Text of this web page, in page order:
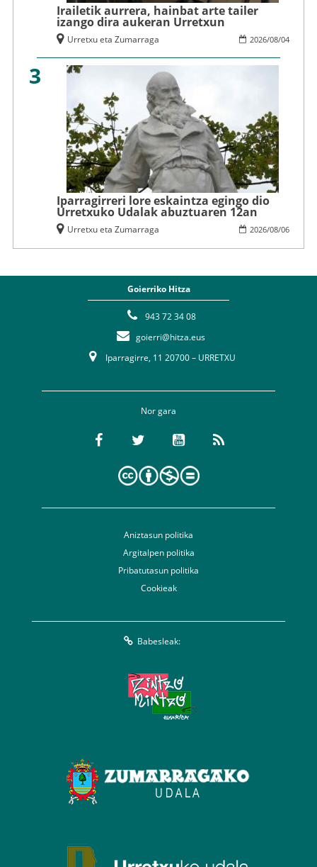
Irailetik aurrera, hainbat arte tailer
izango dira aukeran Urretxun
2026/08/04
Urretxu eta Zumarraga
3
Iparragirreri lore eskaintza egingo dio
Urretxuko Udalak abuztuaren 12an
2026/08/06
Urretxu eta Zumarraga
Goierriko Hitza
943 72 34 08
goierri@hitza.eus
Iparragirre, 11 20700 – URRETXU
Nor gara
Aniztasun politika
Argitalpen politika
Pribatutasun politika
Cookieak
Babesleak: